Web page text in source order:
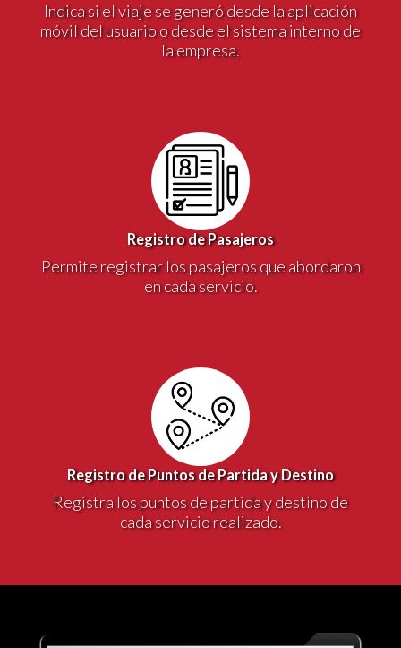
Indica si el viaje se generó desde la aplicación
móvil del usuario o desde el sistema interno de
la empresa.
Registro de Pasajeros
Permite registrar los pasajeros que abordaron
en cada servicio.
Registro de Puntos de Partida y Destino
Registra los puntos de partida y destino de
cada servicio realizado.